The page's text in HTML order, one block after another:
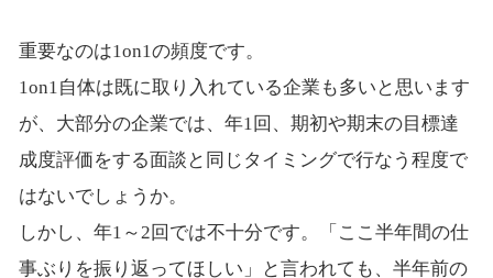
重要なのは1on1の頻度です。
1on1自体は既に取り入れている企業も多いと思います
が、大部分の企業では、年1回、期初や期末の目標達
成度評価をする面談と同じタイミングで行なう程度で
はないでしょうか。
しかし、年1～2回では不十分です。「ここ半年間の仕
事ぶりを振り返ってほしい」と言われても、半年前の